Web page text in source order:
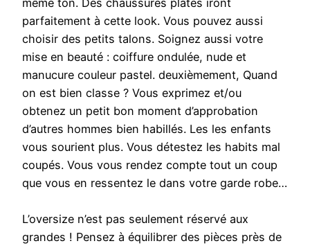
même ton. Des chaussures plates iront
parfaitement à cette look. Vous pouvez aussi
choisir des petits talons. Soignez aussi votre
mise en beauté : coiffure ondulée, nude et
manucure couleur pastel. deuxièmement, Quand
on est bien classe ? Vous exprimez et/ou
obtenez un petit bon moment d’approbation
d’autres hommes bien habillés. Les les enfants
vous sourient plus. Vous détestez les habits mal
coupés. Vous vous rendez compte tout un coup
que vous en ressentez le dans votre garde robe…
L’oversize n’est pas seulement réservé aux
grandes ! Pensez à équilibrer des pièces près de